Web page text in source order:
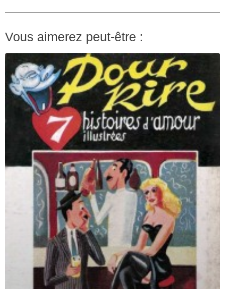
Vous aimerez peut-être :